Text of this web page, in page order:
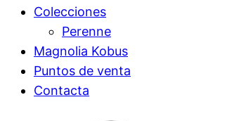
Colecciones
Perenne
Magnolia Kobus
Puntos de venta
Contacta